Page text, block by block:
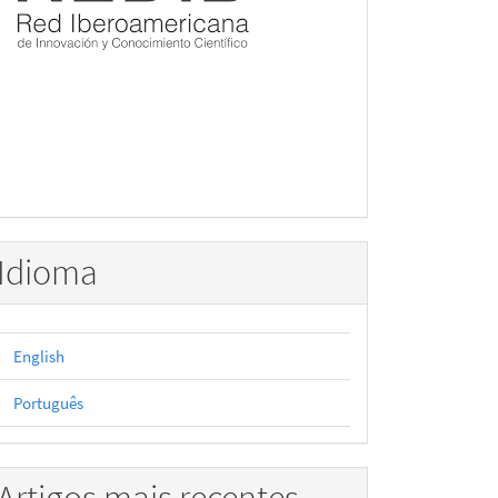
Idioma
English
Português